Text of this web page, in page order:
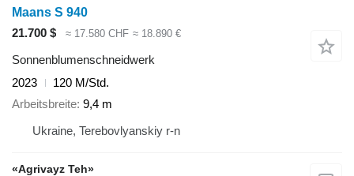
Maans S 940
21.700 $
≈ 17.580 CHF ≈ 18.890 €
Sonnenblumenschneidwerk
2023
120 M/Std.
Arbeitsbreite 9,4 m
Ukraine, Terebovlyanskiy r-n
«Agrivayz Teh»